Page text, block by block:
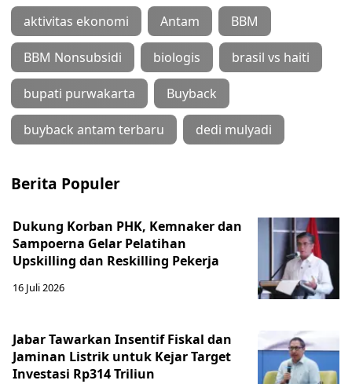
aktivitas ekonomi Antam BBM
BBM Nonsubsidi biologis brasil vs haiti
bupati purwakarta Buyback
buyback antam terbaru dedi mulyadi
Berita Populer
Dukung Korban PHK, Kemnaker dan
Sampoerna Gelar Pelatihan
Upskilling dan Reskilling Pekerja
16 Juli 2026
Jabar Tawarkan Insentif Fiskal dan
Jaminan Listrik untuk Kejar Target
Investasi Rp314 Triliun